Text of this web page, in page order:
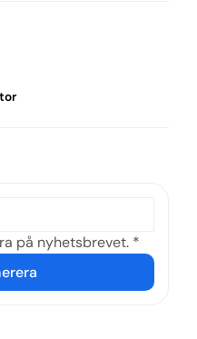
på nyhetsbrevet. *